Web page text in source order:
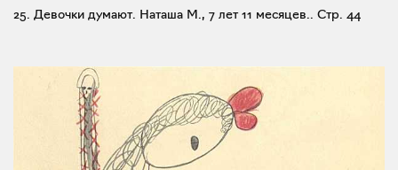
25. Девочки думают. Наташа М., 7 лет 11 месяцев.. Стр. 44